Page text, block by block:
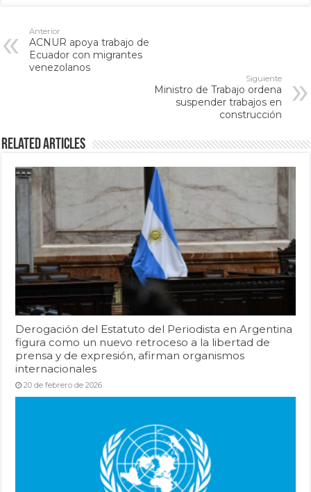
Anterior
ACNUR apoya trabajo de
Ecuador con migrantes
venezolanos
Siguiente
Ministro de Trabajo ordena
suspender trabajos en
construcción
Related Articles
Derogación del Estatuto del Periodista en Argentina
figura como un nuevo retroceso a la libertad de
prensa y de expresión, afirman organismos
internacionales
20 de febrero de 2026